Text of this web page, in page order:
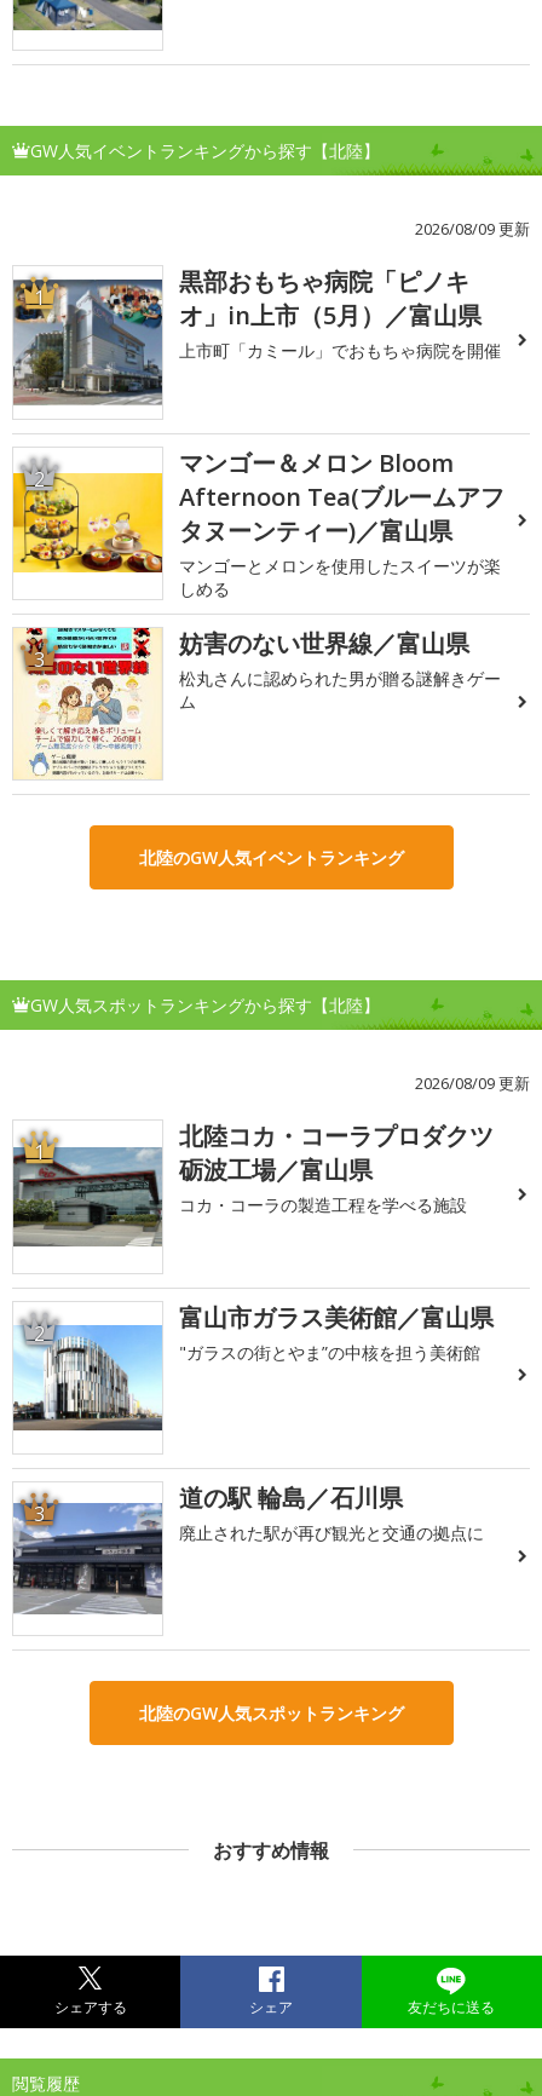
GW人気イベントランキングから探す【北陸】
2026/08/09 更新
1
黒部おもちゃ病院「ピノキ
オ」in上市（5月）／富山県
上市町「カミール」でおもちゃ病院を開催
2
マンゴー＆メロン Bloom
Afternoon Tea(ブルームアフ
タヌーンティー)／富山県
マンゴーとメロンを使用したスイーツが楽
しめる
3 妨害のない世界線／富山県
松丸さんに認められた男が贈る謎解きゲー
ム
北陸のGW人気イベントランキング
GW人気スポットランキングから探す【北陸】
2026/08/09 更新
1
北陸コカ・コーラプロダクツ
砺波工場／富山県
コカ・コーラの製造工程を学べる施設
2 富山市ガラス美術館／富山県
"ガラスの街とやま”の中核を担う美術館
3 道の駅 輪島／石川県
廃止された駅が再び観光と交通の拠点に
北陸のGW人気スポットランキング
おすすめ情報
シェアする シェア 友だちに送る
閲覧履歴